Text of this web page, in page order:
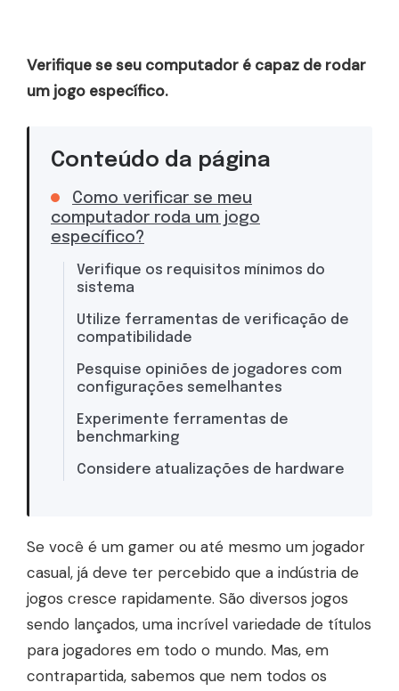
Verifique se seu computador é capaz de rodar
um jogo específico.
Conteúdo da página
Como verificar se meu
computador roda um jogo
específico?
Verifique os requisitos mínimos do
sistema
Utilize ferramentas de verificação de
compatibilidade
Pesquise opiniões de jogadores com
configurações semelhantes
Experimente ferramentas de
benchmarking
Considere atualizações de hardware
Se você é um gamer ou até mesmo um jogador
casual, já deve ter percebido que a indústria de
jogos cresce rapidamente. São diversos jogos
sendo lançados, uma incrível variedade de títulos
para jogadores em todo o mundo. Mas, em
contrapartida, sabemos que nem todos os